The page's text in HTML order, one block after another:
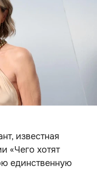
известная
«Чего хотят
единственную